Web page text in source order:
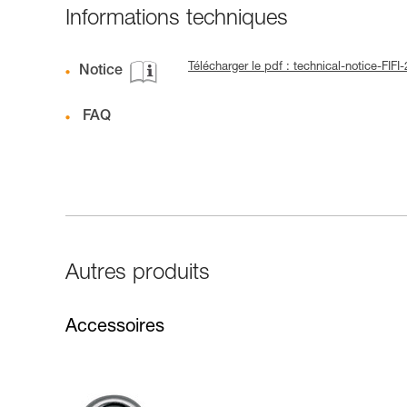
Informations techniques
Notice Télécharger le pdf : technical-notice-
FAQ
Autres produits
Accessoires